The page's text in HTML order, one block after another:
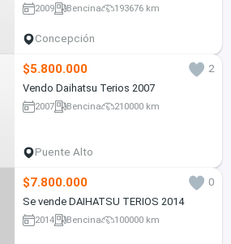
2009 Bencina 193676 km
Concepción
$5.800.000
2
Vendo Daihatsu Terios 2007
2007 Bencina 210000 km
Puente Alto
$7.800.000
0
Se vende DAIHATSU TERIOS 2014
2014 Bencina 100000 km